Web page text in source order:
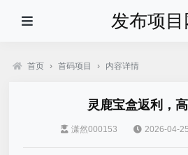
发布项目
首页 › 首码项目 › 内容详情
灵鹿宝盒返利，
潇然000153 2026-04-25